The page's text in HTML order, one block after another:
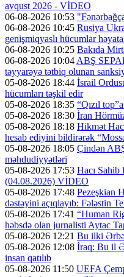
avqust 2026 - VİDEO
06-08-2026 10:53
06-08-2026 10:45 Rusiya
genişmiqyaslı hücumlar
06-08-2026 10:25 Bakıda
06-08-2026 10:04ABŞ
təyyarəyə tətbiq olunan
05-08-2026 18:44 İsrail
hücumları təşkil edir
05-08-2026 18:35 “Qızıl
05-08-2026 18:30 İran
05-08-2026 18:18 Hikmət
hesab ediyini bildirərək
05-08-2026 18:05 Çindən
məhdudiyyətləri
05-08-2026 17:53 Hacı
(04.08.2026) VİDEO
05-08-2026 17:48 Pezeşkian
dəstəyini açıqlayıb: Fələstin
05-08-2026 17:41 “Human
həbsdə olan jurnalisti Aytac
05-08-2026 12:21 Bu ilki
05-08-2026 12:08 İraq: Bu il
insan qatılıb
05-08-2026 11:50 UEFA